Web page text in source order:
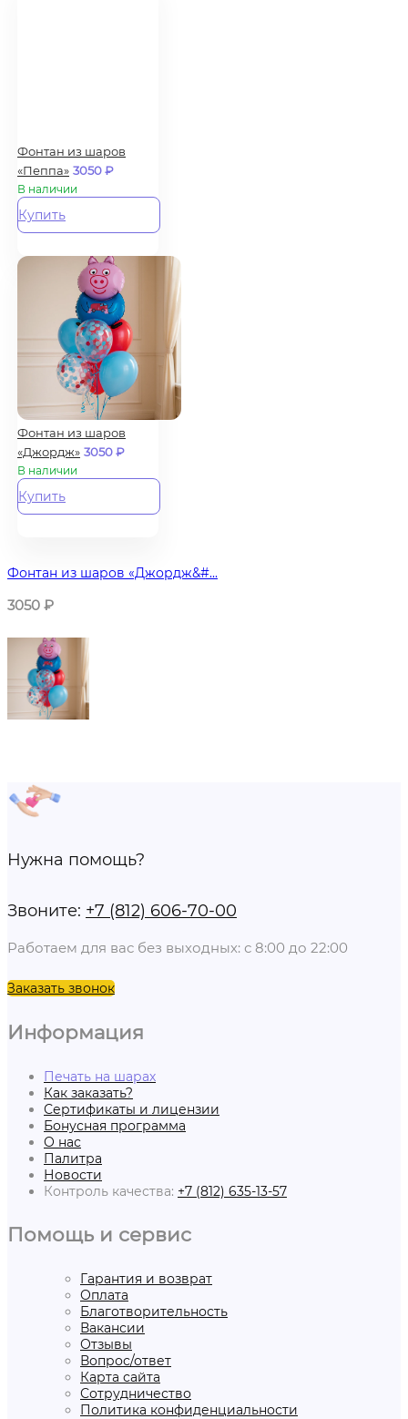
Фонтан из шаров
«Пеппа» 3050₽
В наличии
Купить
Фонтан из шаров
«Джордж» 3050₽
В наличии
Купить
Фонтан из шаров «Джордж&#...
3050 ₽
Нужна помощь?
Звоните: +7 (812) 606-70-00
Работаем для вас без выходных: с 8:00 до 22:00
Заказать звонок
Информация
Печать на шарах
Как заказать?
Сертификаты и лицензии
Бонусная программа
О нас
Палитра
Новости
Контроль качества: +7 (812) 635-13-57
Помощь и сервис
Гарантия и возврат
Оплата
Благотворительность
Вакансии
Отзывы
Вопрос/ответ
Карта сайта
Сотрудничество
Политика конфиденциальности